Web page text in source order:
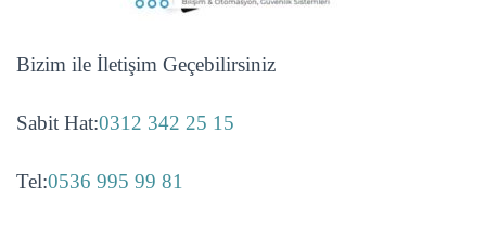
Bizim ile İletişim Geçebilirsiniz
Sabit Hat:0312 342 25 15
Tel:0536 995 99 81